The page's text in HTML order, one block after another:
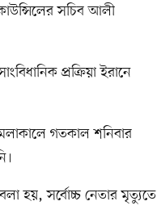
সচিব আলী
প্রক্রিয়া ইরানে
গতকাল শনিবার
হয়, সর্বোচ্চ নেতার মৃত্যুতে